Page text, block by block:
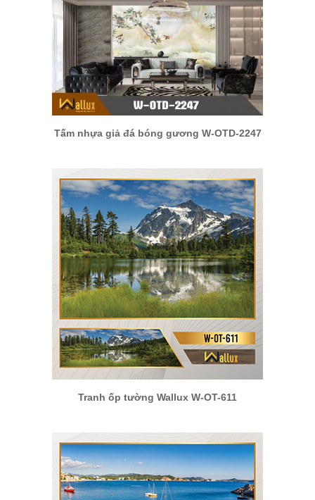
Tấm nhựa giả đá bóng gương W-OTD-2247
Tranh ốp tường Wallux W-OT-611